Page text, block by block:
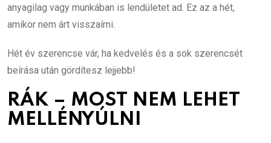
anyagilag vagy munkában is lendületet ad. Ez az a hét,
amikor nem árt visszaírni.
Hét év szerencse vár, ha kedvelés és a sok szerencsét
beírása után gördítesz lejjebb!
RÁK – MOST NEM LEHET
MELLÉNYÚLNI